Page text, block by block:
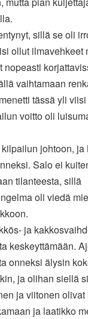
sillä se oli
ollut ilmavehkeet
nopeasti
vaihtamaan
tässä yli
voitto oli
johtoon, ja
Salo ei
tilanteesta, sillä
oli viedä
ja
keskeyttämään.
onneksi älysin
ja olihan siellä
ja viitonen olivat
ja laatikko